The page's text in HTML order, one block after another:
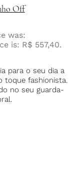
Off
was:
is: R$ 557,40.
para o seu dia a
toque fashionista.
no seu guarda-